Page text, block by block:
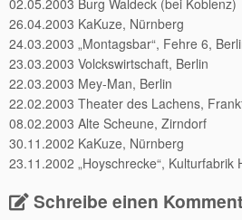
02.05.2003 Burg Waldeck (bei Koblenz)
26.04.2003 KaKuze, Nürnberg
24.03.2003 „Montagsbar“, Fehre 6,
23.03.2003 Volckswirtschaft, Berlin
22.03.2003 Mey-Man, Berlin
22.02.2003 Theater des Lachens,
08.02.2003 Alte Scheune, Zirndorf
30.11.2002 KaKuze, Nürnberg
23.11.2002 „Hoyschrecke“, Kulturfabrik
Schreibe einen